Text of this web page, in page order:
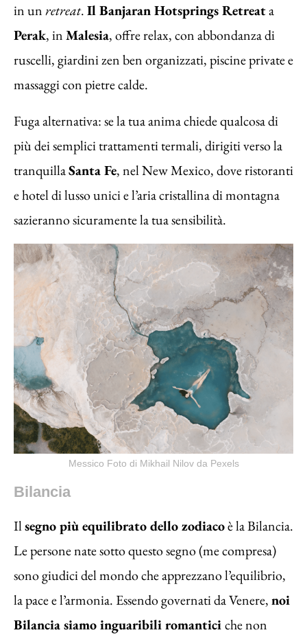
in unretreat.Il Banjaran Hotsprings Retreata
Perak, inMalesia, offre relax, con abbondanza di
ruscelli, giardini zen ben organizzati, piscine private e
massaggi con pietre calde.
Fuga alternativa: se la tua anima chiede qualcosa di
più dei semplici trattamenti termali, dirigiti verso la
tranquillaSanta Fe, nel New Mexico, dove ristoranti
e hotel di lusso unici e l’aria cristallina di montagna
sazieranno sicuramente la tua sensibilità.
Messico Foto di Mikhail Nilov da Pexels
Bilancia
Ilsegno più equilibrato dello zodiacoè la Bilancia.
Le persone nate sotto questo segno (me compresa)
sono giudici del mondo che apprezzano l’equilibrio,
la pace e l’armonia. Essendo governati da Venere,noi
Bilancia siamo inguaribili romanticiche non